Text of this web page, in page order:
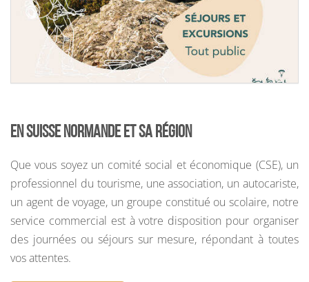
En Suisse Normande et sa région
Que vous soyez un comité social et économique (CSE), un
professionnel du tourisme, une association, un autocariste,
un agent de voyage, un groupe constitué ou scolaire, notre
service commercial est à votre disposition pour organiser
des journées ou séjours sur mesure, répondant à toutes
vos attentes.